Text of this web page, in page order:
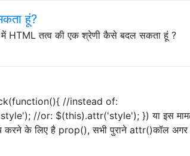
हूं?
में HTML तत्व की एक श्रेणी कैसे बदल सकता हूं ?
//instead of:
//or: $(this).attr('style'); }) या इस
करने के लिए है prop(), सभी पुराने attr()कॉल